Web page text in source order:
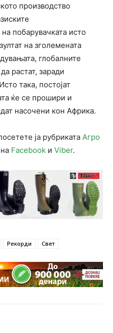
производство
побарувачката исто
на зголемената
глобалните
растат, заради
така, постојат
ќе се прошири и
насочени кон Африка.
ја рубриката Агро
Facebook и Viber.
Рекорди Свет